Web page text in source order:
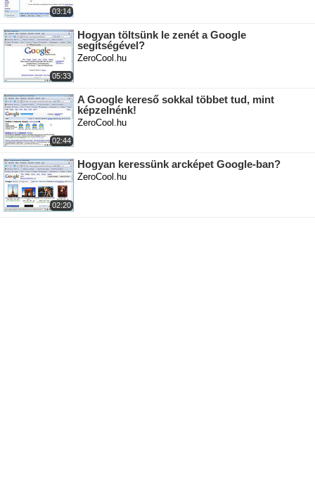
03:14
05:33
Hogyan töltsünk le zenét a Google
segítségével?
ZeroCool.hu
02:44
A Google kereső sokkal többet tud, mint
képzelnénk!
ZeroCool.hu
02:20
Hogyan keressünk arcképet Google-ban?
ZeroCool.hu